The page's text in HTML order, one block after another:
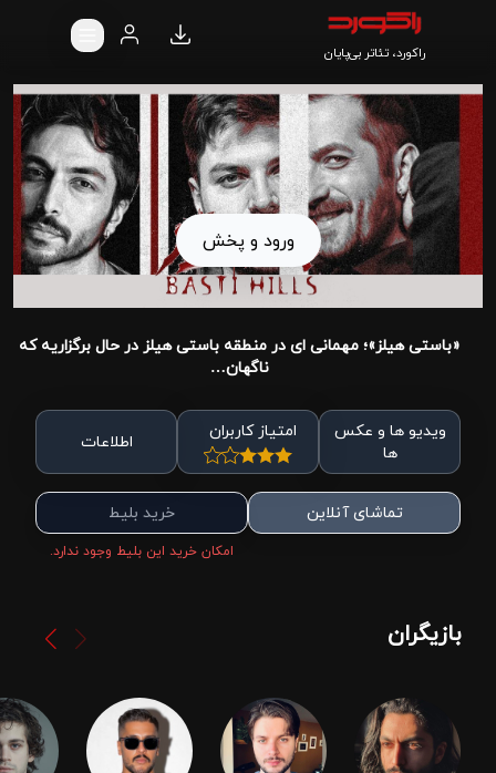
راکورد، تئاتر بی‌پایان
ورود و پخش
«باستی هیلز»؛ مهمانی ای در منطقه باستی هیلز در حال برگزاریه که
ناگهان…
ویدیو ها و عکس
ها
امتیاز کاربران اطلاعات
تماشای آنلاین خرید بلیط
امکان خرید این بلیط وجود ندارد.
بازیگران